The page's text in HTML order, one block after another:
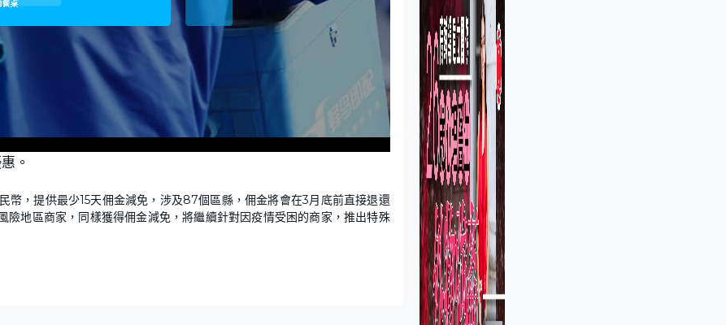
。
，提供最少15天佣金減免，涉及87個區縣，佣金將會在3月底前直接退還
地區商家，同樣獲得佣金減免，將繼續針對因疫情受困的商家，推出特殊